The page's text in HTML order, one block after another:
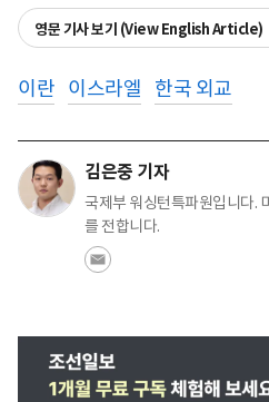
영문 기사 보기 (View English Article)
이란 이스라엘 한국 외교
김은중 기자
국제부 워싱턴특파원입니다.
를 전합니다.